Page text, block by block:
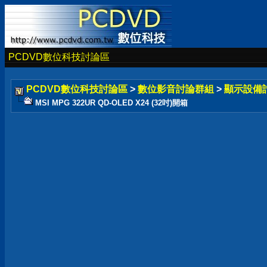
PCDVD數位科技討論區
PCDVD數位科技討論區 > 數位影音討論群組 > 顯示設備
MSI MPG 322UR QD-OLED X24 (32吋)開箱